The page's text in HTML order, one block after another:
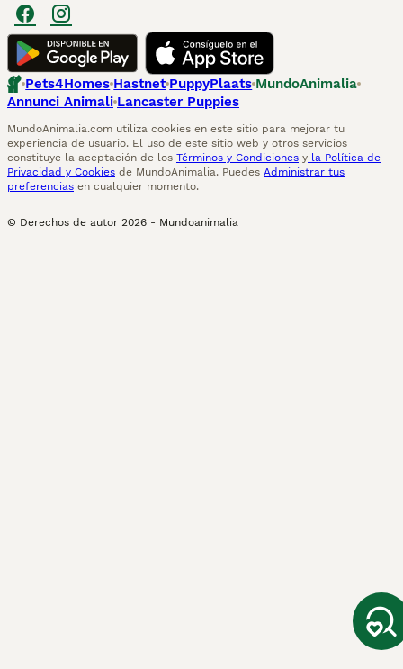
Pets4Homes Hastnet PuppyPlaats MundoAnimalia
Annunci Animali Lancaster Puppies
MundoAnimalia.com utiliza cookies en este sitio para mejorar tu
experiencia de usuario. El uso de este sitio web y otros servicios
constituye la aceptación de los Términos y Condiciones y la Política de
Privacidad y Cookies de MundoAnimalia. Puedes Administrar tus
preferencias en cualquier momento.
© Derechos de autor 2026 - Mundoanimalia